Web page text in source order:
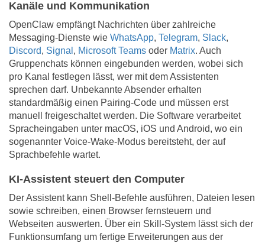
Kanäle und Kommunikation
OpenClaw empfängt Nachrichten über zahlreiche
Messaging-Dienste wie WhatsApp, Telegram, Slack,
Discord, Signal , Microsoft Teams oder Matrix. Auch
Gruppenchats können eingebunden werden, wobei sich
pro Kanal festlegen lässt, wer mit dem Assistenten
sprechen darf. Unbekannte Absender erhalten
standardmäßig einen Pairing-Code und müssen erst
manuell freigeschaltet werden. Die Software verarbeitet
Spracheingaben unter macOS, iOS und Android, wo ein
sogenannter Voice-Wake-Modus bereitsteht, der auf
Sprachbefehle wartet.
KI-Assistent steuert den Computer
Der Assistent kann Shell-Befehle ausführen, Dateien lesen
sowie schreiben, einen Browser fernsteuern und
Webseiten auswerten. Über ein Skill-System lässt sich der
Funktionsumfang um fertige Erweiterungen aus der